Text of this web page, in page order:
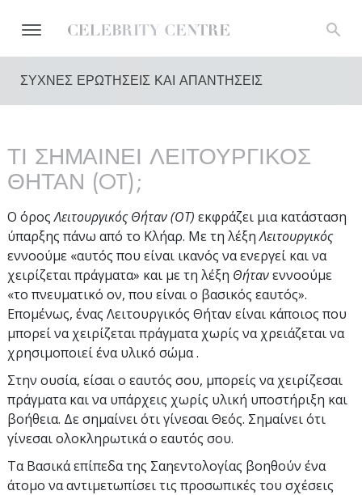
ΣΥΧΝΕΣ ΕΡΩΤΗΣΕΙΣ ΚΑΙ ΑΠΑΝΤΗΣΕΙΣ
ΤΙ ΣΗΜΑΙΝΕΙ ΛΕΙΤΟΥΡΓΙΚΟΣ
ΘΗΤΑΝ (OT);
Ο όροςΛειτουργικός Θήταν (ΟΤ) εκφράζει μια κατάσταση
ύπαρξης πάνω από το Κλήαρ. Με τη λέξηΛειτουργικός
εννοούμε «αυτός που είναι ικανός να ενεργεί και να
χειρίζεται πράγματα» και με τη λέξη Θήτανεννοούμε
«το πνευματικό ον, που είναι ο βασικός εαυτός».
Επομένως, ένας Λειτουργικός Θήταν είναι κάποιος που
μπορεί να χειρίζεται πράγματα χωρίς να χρειάζεται να
χρησιμοποιεί ένα υλικό σώμα .
Στην ουσία, είσαι ο εαυτός σου, μπορείς να χειρίζεσαι
πράγματα και να υπάρχεις χωρίς υλική υποστήριξη και
βοήθεια. Δε σημαίνει ότι γίνεσαι Θεός. Σημαίνει ότι
γίνεσαι ολοκληρωτικά ο εαυτός σου.
Τα Βασικά επίπεδα της Σαηεντολογίας βοηθούν ένα
άτομο να αντιμετωπίσει τις προσωπικές του σχέσεις